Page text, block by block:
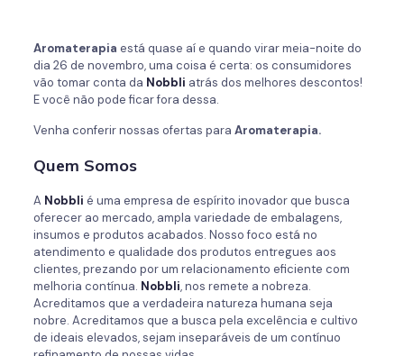
Aromaterapia está quase aí e quando virar meia-noite do
dia 26 de novembro, uma coisa é certa: os consumidores
vão tomar conta da Nobbli atrás dos melhores descontos!
E você não pode ficar fora dessa.
Venha conferir nossas ofertas para Aromaterapia.
Quem Somos
A Nobbli é uma empresa de espírito inovador que busca
oferecer ao mercado, ampla variedade de embalagens,
insumos e produtos acabados. Nosso foco está no
atendimento e qualidade dos produtos entregues aos
clientes, prezando por um relacionamento eficiente com
melhoria contínua. Nobbli, nos remete a nobreza.
Acreditamos que a verdadeira natureza humana seja
nobre. Acreditamos que a busca pela excelência e cultivo
de ideais elevados, sejam inseparáveis de um contínuo